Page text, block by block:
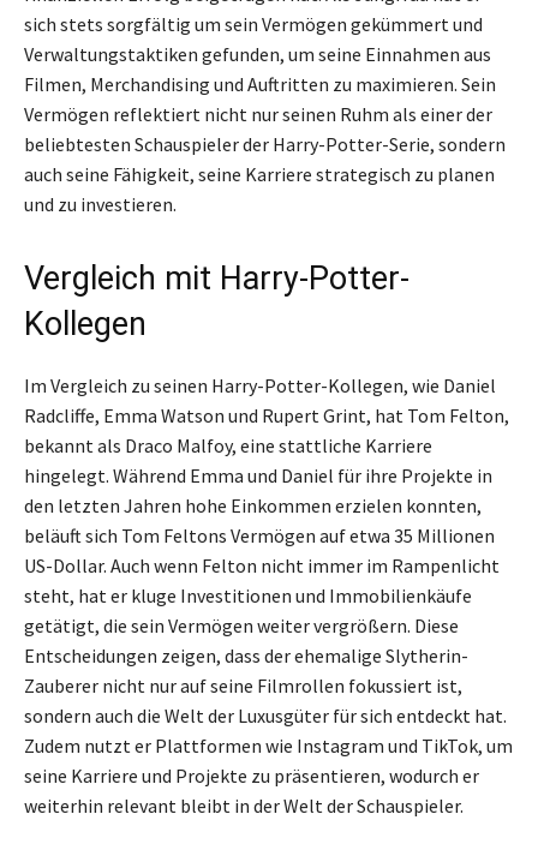
sich stets sorgfältig um sein Vermögen gekümmert und
Verwaltungstaktiken gefunden, um seine Einnahmen aus
Filmen, Merchandising und Auftritten zu maximieren. Sein
Vermögen reflektiert nicht nur seinen Ruhm als einer der
beliebtesten Schauspieler der Harry-Potter-Serie, sondern
auch seine Fähigkeit, seine Karriere strategisch zu planen
und zu investieren.
Vergleich mit Harry-Potter-
Kollegen
Im Vergleich zu seinen Harry-Potter-Kollegen, wie Daniel
Radcliffe, Emma Watson und Rupert Grint, hat Tom Felton,
bekannt als Draco Malfoy, eine stattliche Karriere
hingelegt. Während Emma und Daniel für ihre Projekte in
den letzten Jahren hohe Einkommen erzielen konnten,
beläuft sich Tom Feltons Vermögen auf etwa 35 Millionen
US-Dollar. Auch wenn Felton nicht immer im Rampenlicht
steht, hat er kluge Investitionen und Immobilienkäufe
getätigt, die sein Vermögen weiter vergrößern. Diese
Entscheidungen zeigen, dass der ehemalige Slytherin-
Zauberer nicht nur auf seine Filmrollen fokussiert ist,
sondern auch die Welt der Luxusgüter für sich entdeckt hat.
Zudem nutzt er Plattformen wie Instagram und TikTok, um
seine Karriere und Projekte zu präsentieren, wodurch er
weiterhin relevant bleibt in der Welt der Schauspieler.